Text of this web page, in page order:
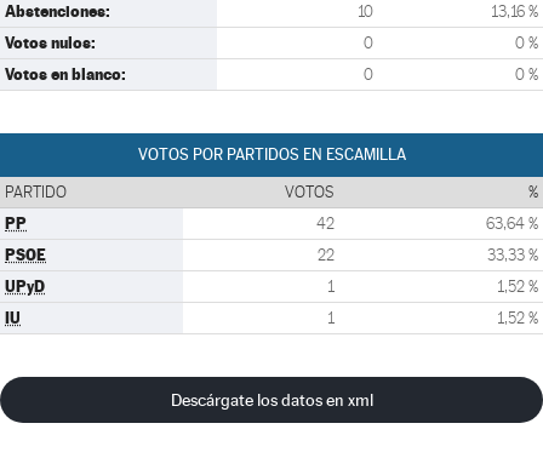
Abstenciones: 10 13,16 %
Votos nulos: 0 0 %
Votos en blanco: 0 0 %
VOTOS POR PARTIDOS EN ESCAMILLA
PARTIDO VOTOS %
PP 42 63,64 %
PSOE 22 33,33 %
UPyD 1 1,52 %
IU 1 1,52 %
Descárgate los datos en xml